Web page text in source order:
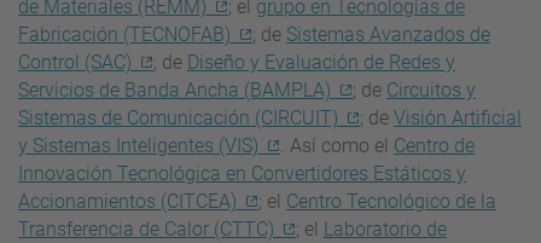
de Materiales (REMM) ; el grupo en Tecnologías de
Fabricación (TECNOFAB)
; de Sistemas Avanzados de
Control (SAC)
; de Diseño y Evaluación de Redes y
Servicios de Banda Ancha (BAMPLA)
; de Circuitos y
Sistemas de Comunicación (CIRCUIT)
; de Visión Artificial
y Sistemas Inteligentes (VIS)
. Así como el Centro de
Innovación Tecnológica en Convertidores Estáticos y
Accionamientos (CITCEA)
; el Centro Tecnológico de la
Transferencia de Calor (CTTC)
; el Laboratorio de